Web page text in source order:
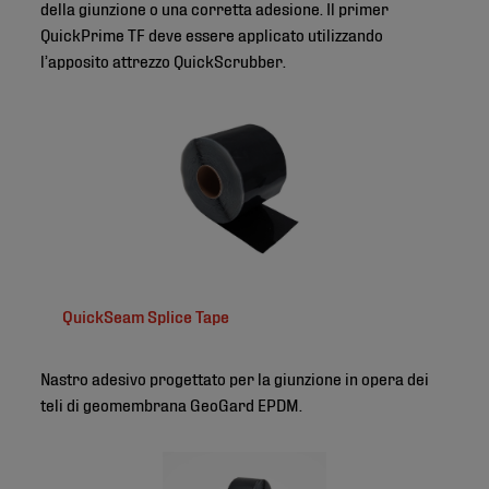
della giunzione o una corretta adesione. Il primer
QuickPrime TF deve essere applicato utilizzando
l’apposito attrezzo QuickScrubber.
QuickSeam Splice Tape
Nastro adesivo progettato per la giunzione in opera dei
teli di geomembrana GeoGard EPDM.